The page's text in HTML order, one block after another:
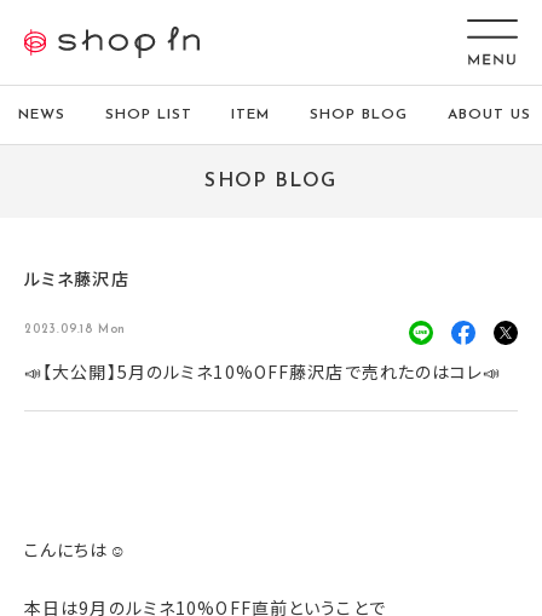
NEWS SHOP LIST ITEM SHOP BLOG ABOUT US
SHOP BLOG
ルミネ藤沢店
2023.09.18 Mon
📣【大公開】5月のルミネ10%OFF藤沢店で売れたのはコレ📣
こんにちは☺️
本日は9月のルミネ10%OFF直前ということで